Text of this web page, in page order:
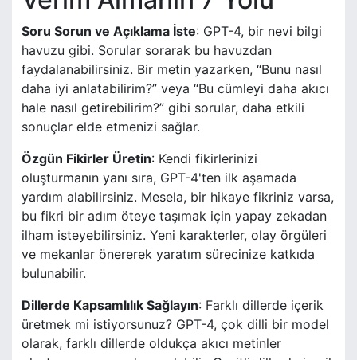
Soru Sorun ve Açıklama İste: GPT-4, bir nevi bilgi
havuzu gibi. Sorular sorarak bu havuzdan
faydalanabilirsiniz. Bir metin yazarken, “Bunu nasıl
daha iyi anlatabilirim?” veya “Bu cümleyi daha akıcı
hale nasıl getirebilirim?” gibi sorular, daha etkili
sonuçlar elde etmenizi sağlar.
Özgün Fikirler Üretin: Kendi fikirlerinizi
oluşturmanın yanı sıra, GPT-4'ten ilk aşamada
yardım alabilirsiniz. Mesela, bir hikaye fikriniz varsa,
bu fikri bir adım öteye taşımak için yapay zekadan
ilham isteyebilirsiniz. Yeni karakterler, olay örgüleri
ve mekanlar önererek yaratım sürecinize katkıda
bulunabilir.
Dillerde Kapsamlılık Sağlayın: Farklı dillerde içerik
üretmek mi istiyorsunuz? GPT-4, çok dilli bir model
olarak, farklı dillerde oldukça akıcı metinler